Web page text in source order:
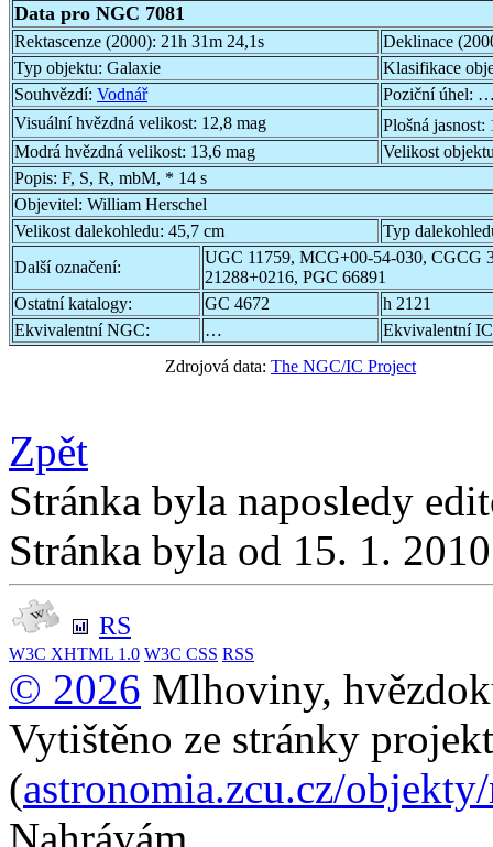
Data pro NGC 7081
Rektascenze (2000): 21h 31m 24,1s
Deklinace
Typ objektu: Galaxie
Klasifikace
Souhvězdí: Vodnář Poziční úhel: …
Visuální hvězdná velikost: 12,8 mag Plošná jasnost:
Modrá hvězdná velikost: 13,6 mag
Velikost
Popis: F, S, R, mbM, * 14 s
Objevitel: William Herschel
Velikost dalekohledu: 45,7 cm
Typ
Další označení:
UGC 11759, MCG+00-54-030, CGCG
21288+0216, PGC 66891
Ostatní katalogy:
GC 4672
h 2121
Ekvivalentní NGC:
…
Ekvivalentní
Zdrojová data: The NGC/IC Project
Zpět
Stránka byla naposledy
Stránka byla od 15. 1.
RS
W3C XHTML 1.0 W3C CSS RSS
© 2026 Mlhoviny,
Vytištěno ze stránky
(astronomia.zcu.cz/
Nahrávám...